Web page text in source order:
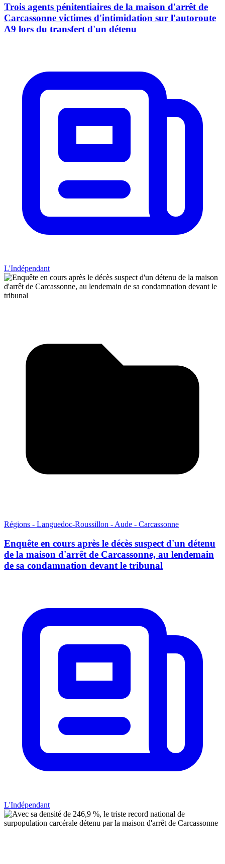
Trois agents pénitentiaires de la maison d'arrêt de
Carcassonne victimes d'intimidation sur l'autoroute
A9 lors du transfert d'un détenu
L'Indépendant
Régions - Languedoc-Roussillon - Aude - Carcassonne
Enquête en cours après le décès suspect d'un détenu
de la maison d'arrêt de Carcassonne, au lendemain
de sa condamnation devant le tribunal
L'Indépendant